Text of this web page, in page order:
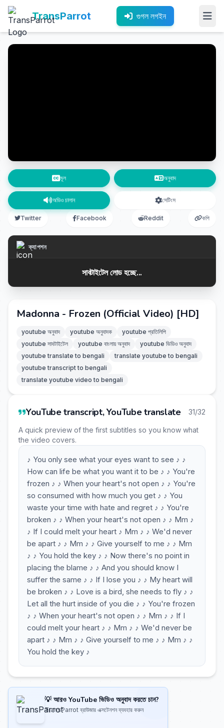
TransParrot গুগল লগইন
মূল অনুবাদ
অডিও চালান সেটিংস
Twitter Facebook Reddit কপি
ক্যাপশন
সাবটাইটেল লোড হচ্ছে...
Madonna - Frozen (Official Video) [HD]
youtube অনুবাদ youtube অনুবাদক
youtube প্রতিলিপি
youtube সাবটাইটেল
youtube বাংলায় অনুবাদ
youtube ভিডিও অনুবাদ
youtube translate to bengali
translate youtube to bengali
youtube transcript to bengali
translate youtube video to bengali
YouTube transcript, YouTube translate 31/32
A quick preview of the first subtitles so you know what
the video covers.
♪ You only see what your eyes want to see ♪ ♪
How can life be what you want it to be ♪ ♪ You're
frozen ♪ ♪ When your heart's not open ♪ ♪ You're
so consumed with how much you get ♪ ♪ You
waste your time with hate and regret ♪ ♪ You're
broken ♪ ♪ When your heart's not open ♪ ♪ Mm ♪
♪ If I could melt your heart ♪ Mm ♪ ♪ We'd never
be apart ♪ ♪ Mm ♪ ♪ Give yourself to me ♪ ♪ Mm
♪ ♪ You hold the key ♪ ♪ Now there's no point in
placing the blame ♪ ♪ And you should know I
suffer the same ♪ ♪ If I lose you ♪ ♪ My heart will
be broken ♪ ♪ Love is a bird, she needs to fly ♪ ♪
Let all the hurt inside of you die ♪ ♪ You're frozen
♪ ♪ When your heart's not open ♪ ♪ Mm ♪ ♪ If I
could melt your heart ♪ ♪ Mm ♪ ♪ We'd never be
apart ♪ ♪ Mm ♪ ♪ Give yourself to me ♪ ♪ Mm ♪ ♪
You hold the key ♪
💡 আরও YouTube ভিডিও অনুবাদ করতে চান?
TransParrot ব্রাউজার এক্সটেনশন ব্যবহার করুন